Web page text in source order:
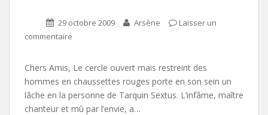
29 octobre 2009 Arsène
Laisser un
commentaire
Chers Amis, Le cercle ouvert mais restreint des
hommes en chaussettes rouges porte en son sein un
lâche en la personne de Tarquin Sextus. L’infâme, maître
chanteur et mû par l’envie, a…